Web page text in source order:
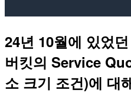
24년 10월에 있었
버킷의 Service
소 크기 조건)에 대